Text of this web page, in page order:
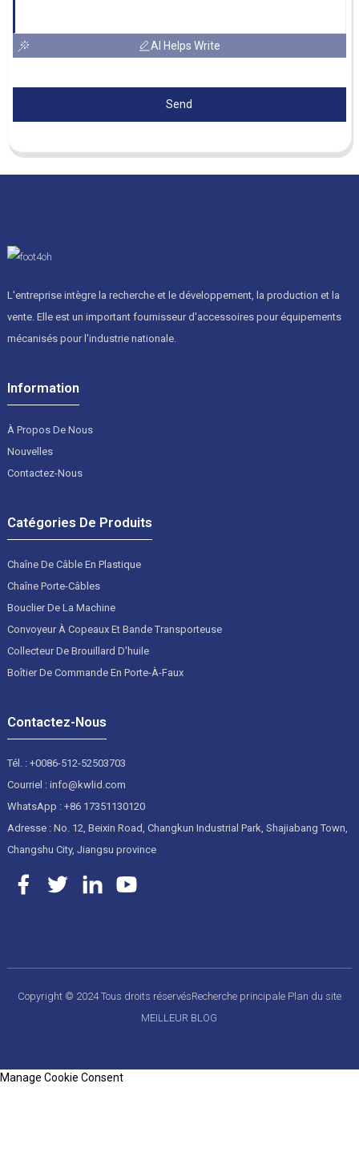
AI Helps Write
Send
L'entreprise intègre la recherche et le développement, la production et la
vente. Elle est un important fournisseur d'accessoires pour équipements
mécanisés pour l'industrie nationale.
Information
À Propos De Nous
Nouvelles
Contactez-Nous
Catégories De Produits
Chaîne De Câble En Plastique
Chaîne Porte-Câbles
Bouclier De La Machine
Convoyeur À Copeaux Et Bande Transporteuse
Collecteur De Brouillard D'huile
Boîtier De Commande En Porte-À-Faux
Contactez-Nous
Tél. : +0086-512-52503703
Courriel : info@kwlid.com
WhatsApp : +86 17351130120
Adresse : No. 12, Beixin Road, Changkun Industrial Park, Shajiabang Town,
Changshu City, Jiangsu province
Copyright © 2024 Tous droits réservésRecherche principale Plan du site
MEILLEUR BLOG
Manage Cookie Consent